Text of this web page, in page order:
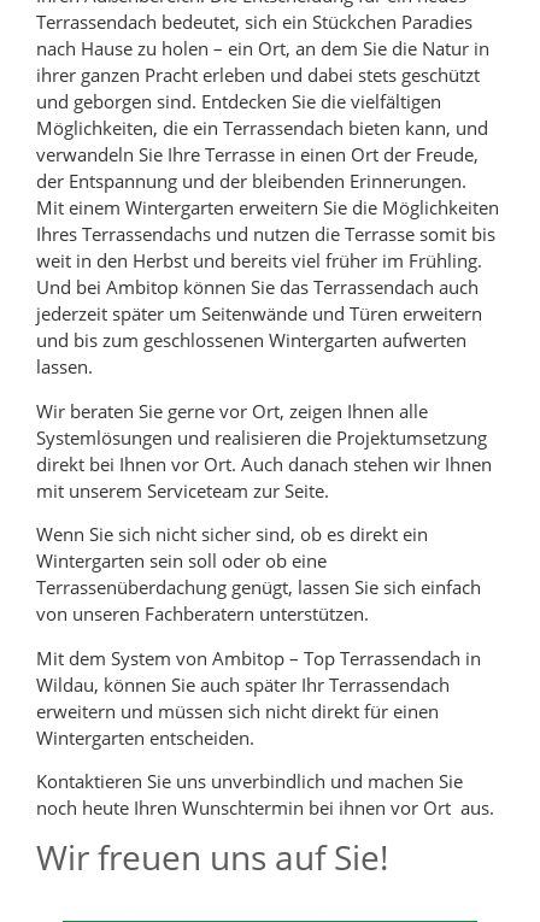
Terrassendach bedeutet, sich ein Stückchen Paradies
nach Hause zu holen – ein Ort, an dem Sie die Natur in
ihrer ganzen Pracht erleben und dabei stets geschützt
und geborgen sind. Entdecken Sie die vielfältigen
Möglichkeiten, die ein Terrassendach bieten kann, und
verwandeln Sie Ihre Terrasse in einen Ort der Freude,
der Entspannung und der bleibenden Erinnerungen.
Mit einem Wintergarten erweitern Sie die Möglichkeiten
Ihres Terrassendachs und nutzen die Terrasse somit bis
weit in den Herbst und bereits viel früher im Frühling.
Und bei Ambitop können Sie das Terrassendach auch
jederzeit später um Seitenwände und Türen erweitern
und bis zum geschlossenen Wintergarten aufwerten
lassen.
Wir beraten Sie gerne vor Ort, zeigen Ihnen alle
Systemlösungen und realisieren die Projektumsetzung
direkt bei Ihnen vor Ort. Auch danach stehen wir Ihnen
mit unserem Serviceteam zur Seite.
Wenn Sie sich nicht sicher sind, ob es direkt ein
Wintergarten sein soll oder ob eine
Terrassenüberdachung genügt, lassen Sie sich einfach
von unseren Fachberatern unterstützen.
Mit dem System von Ambitop – Top Terrassendach in
Wildau, können Sie auch später Ihr Terrassendach
erweitern und müssen sich nicht direkt für einen
Wintergarten entscheiden.
Kontaktieren Sie uns unverbindlich und machen Sie
noch heute Ihren Wunschtermin bei ihnen vor Ort aus.
Wir freuen uns auf Sie!